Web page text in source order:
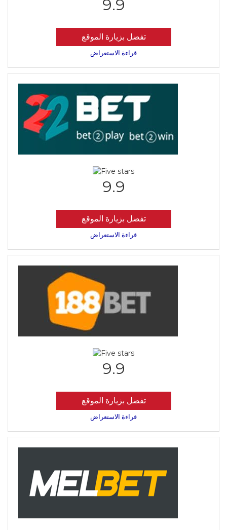
9.9
تفضل بزيارة الموقع
قراءة الاستعراض
9.9
تفضل بزيارة الموقع
قراءة الاستعراض
9.9
تفضل بزيارة الموقع
قراءة الاستعراض